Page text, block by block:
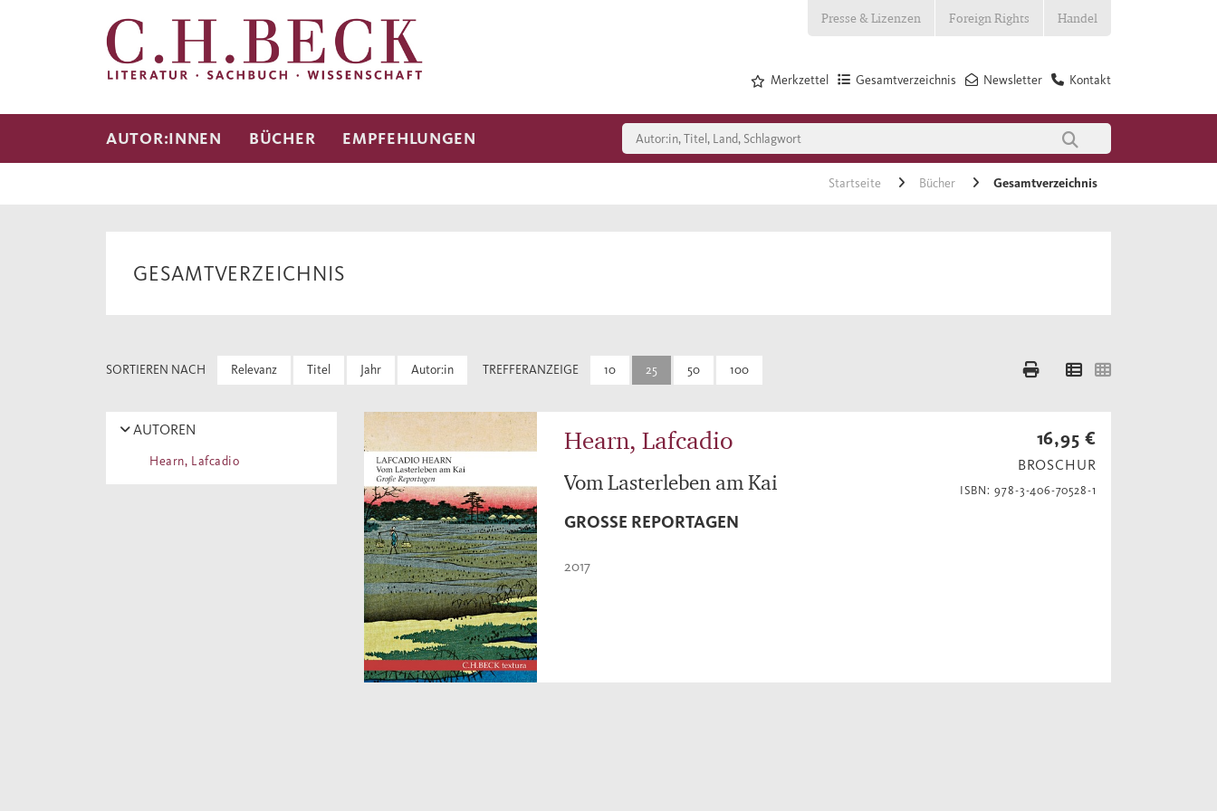
Presse & Lizenzen Foreign Rights Handel
Kontakt
Newsletter
Gesamtverzeichnis
Merkzettel
AUTOR:INNEN BÜCHER EMPFEHLUNGEN
Startseite Bücher Gesamtverzeichnis
GESAMTVERZEICHNIS
SORTIEREN NACH Relevanz Titel Jahr Autor:in TREFFERANZEIGE 10 25 50 100
AUTOREN
Hearn, Lafcadio
Hearn, Lafcadio
Vom Lasterleben am Kai
GROSSE REPORTAGEN
2017
16,95 €
BROSCHUR
ISBN: 978-3-406-70528-1